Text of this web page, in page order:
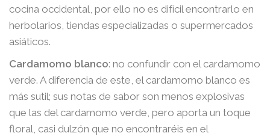
cocina occidental, por ello no es difícil encontrarlo en
herbolarios, tiendas especializadas o supermercados
asiáticos.
Cardamomo blanco: no confundir con el cardamomo
verde. A diferencia de este, el cardamomo blanco es
más sutil; sus notas de sabor son menos explosivas
que las del cardamomo verde, pero aporta un toque
floral, casi dulzón que no encontraréis en el